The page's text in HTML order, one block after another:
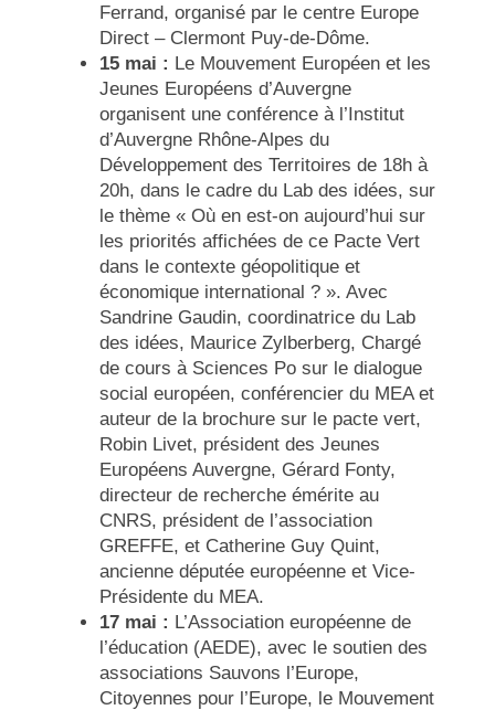
Ferrand,organisé par le centre Europe
Direct – Clermont Puy-de-Dôme.
15 mai : Le Mouvement Européen et les
Jeunes Européens d’Auvergne
organisent une conférence à l’Institut
d’Auvergne Rhône-Alpes du
Développement des Territoires de 18h à
20h, dans le cadre du Lab des idées, sur
le thème « Où en est-on aujourd’hui sur
les priorités affichées de ce Pacte Vert
dans le contexte géopolitique et
économique international ? ». Avec
Sandrine Gaudin, coordinatrice du Lab
des idées, Maurice Zylberberg, Chargé
de cours à Sciences Po sur le dialogue
social européen, conférencier du MEA et
auteur de la brochure sur le pacte vert,
Robin Livet, président des Jeunes
Européens Auvergne, Gérard Fonty,
directeur de recherche émérite au
CNRS, président de l’association
GREFFE, et Catherine Guy Quint,
ancienne députée européenne et Vice-
Présidente du MEA.
17 mai : L’Association européenne de
l’éducation (AEDE), avec le soutien des
associations Sauvons l’Europe,
Citoyennes pour l’Europe, le Mouvement